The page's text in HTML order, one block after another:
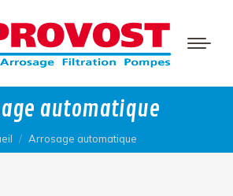
automatique
êtes ici :
Arrosage automatique